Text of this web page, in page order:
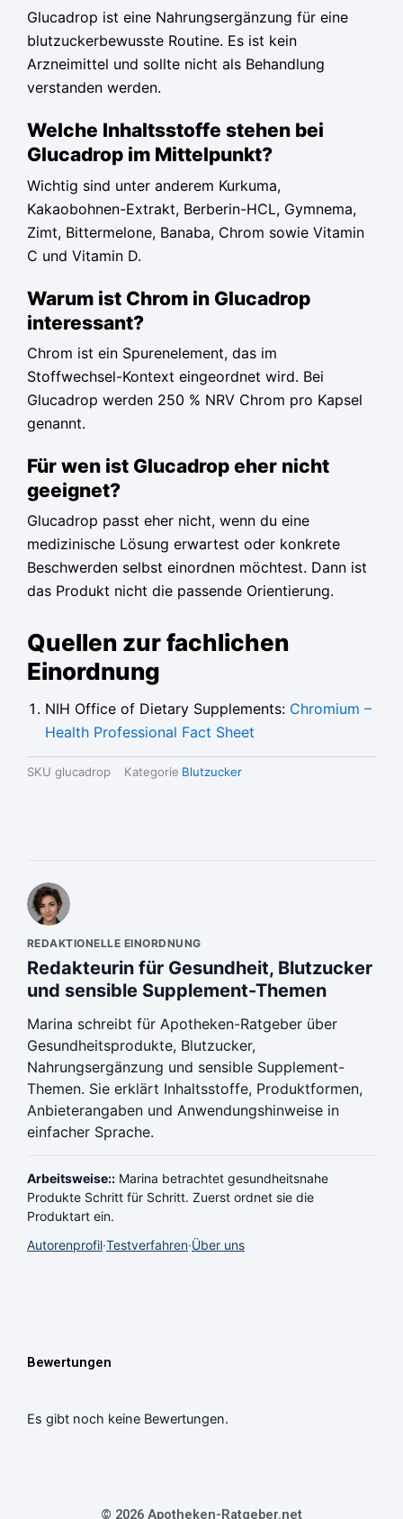
Glucadrop ist eine Nahrungsergänzung für eine
blutzuckerbewusste Routine. Es ist kein
Arzneimittel und sollte nicht als Behandlung
verstanden werden.
Welche Inhaltsstoffe stehen bei
Glucadrop im Mittelpunkt?
Wichtig sind unter anderem Kurkuma,
Kakaobohnen-Extrakt, Berberin-HCL, Gymnema,
Zimt, Bittermelone, Banaba, Chrom sowie Vitamin
C und Vitamin D.
Warum ist Chrom in Glucadrop
interessant?
Chrom ist ein Spurenelement, das im
Stoffwechsel-Kontext eingeordnet wird. Bei
Glucadrop werden 250 % NRV Chrom pro Kapsel
genannt.
Für wen ist Glucadrop eher nicht
geeignet?
Glucadrop passt eher nicht, wenn du eine
medizinische Lösung erwartest oder konkrete
Beschwerden selbst einordnen möchtest. Dann ist
das Produkt nicht die passende Orientierung.
Quellen zur fachlichen
Einordnung
NIH Office of Dietary Supplements: Chromium –
Health Professional Fact Sheet
SKU glucadrop Kategorie Blutzucker
REDAKTIONELLE EINORDNUNG
Redakteurin für Gesundheit, Blutzucker
und sensible Supplement-Themen
Marina schreibt für Apotheken-Ratgeber über
Gesundheitsprodukte, Blutzucker,
Nahrungsergänzung und sensible Supplement-
Themen. Sie erklärt Inhaltsstoffe, Produktformen,
Anbieterangaben und Anwendungshinweise in
einfacher Sprache.
Arbeitsweise:: Marina betrachtet gesundheitsnahe
Produkte Schritt für Schritt. Zuerst ordnet sie die
Produktart ein.
Autorenprofil·Testverfahren·Über uns
Bewertungen
Es gibt noch keine Bewertungen.
© 2026 Apotheken-Ratgeber.net